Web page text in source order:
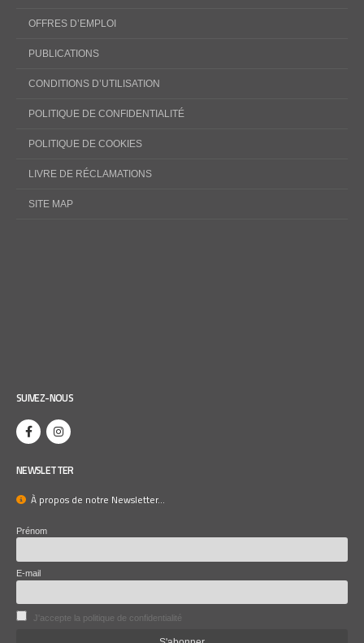
OFFRES D’EMPLOI
PUBLICATIONS
CONDITIONS D’UTILISATION
POLITIQUE DE CONFIDENTIALITÉ
POLITIQUE DE COOKIES
LIVRE DE RÉCLAMATIONS
SITE MAP
SUIVEZ-NOUS
NEWSLETTER
À propos de notre Newsletter...
Prénom
E-mail
J'accepte la politique de confidentialité